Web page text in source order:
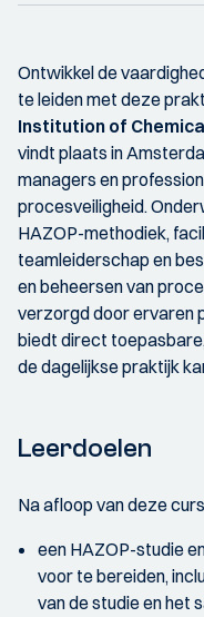
Ontwikkel de
te leiden met deze
Institution of
vindt plaats in
managers en
procesveiligheid.
HAZOP-methodiek,
teamleiderschap en
en beheersen van
verzorgd door ervaren
biedt direct
de dagelijkse praktijk
Leerdoelen
Na afloop van deze
een HAZOP-studie
voor te bereiden,
van de studie en het